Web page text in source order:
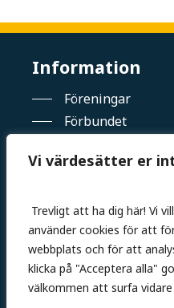
Vi värdesätter er
Trevligt att ha dig här! Vi
använder cookies för att
webbplats och för att
klicka på "Acceptera alla"
välkommen att surfa
Information
Föreningar
Förbundet
Elitsatsning
Kontakt
Kontakt
E-post: